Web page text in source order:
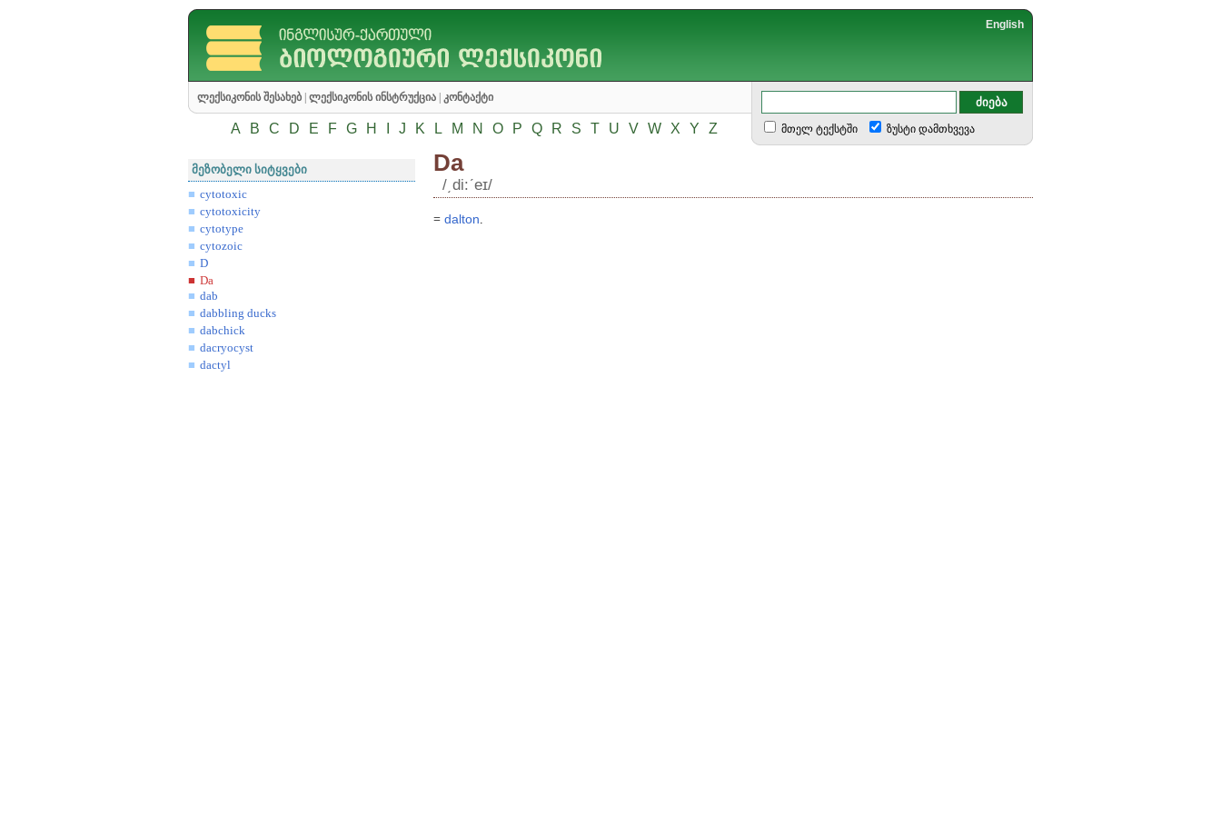
English
ლექსიკონის შესახებ ლექსიკონის ინსტრუქცია კონტაქტი
A B C D E F G H J K L M N O P Q R S T U V W X Y Z მთელ ტექსტში ზუსტი დამთხვევა
მეზობელი სიტყვები
cytotoxic
cytotoxicity
cytotype
cytozoic
D
Da
dab
dabbling ducks
dabchick
dacryocyst
dactyl
Da
/͵di:ʹeɪ/
= dalton